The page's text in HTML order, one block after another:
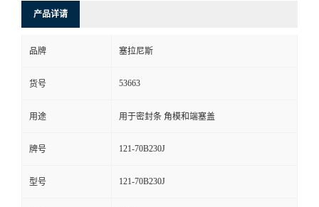
产品详请
品牌 塞拉尼斯
货号 53663
用途 用于密封条 角模和端塞盖
牌号 121-70B230J
型号 121-70B230J